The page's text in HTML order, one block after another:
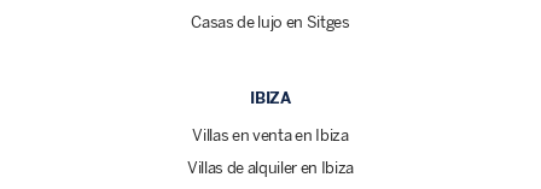
Casas de lujo en Sitges
IBIZA
Villas en venta en Ibiza
Villas de alquiler en Ibiza